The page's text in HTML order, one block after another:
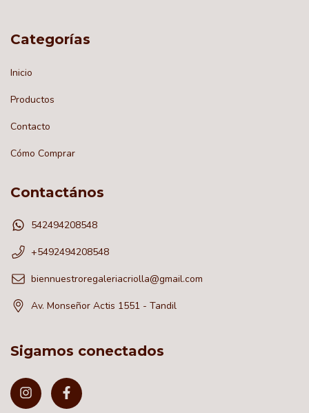
Categorías
Inicio
Productos
Contacto
Cómo Comprar
Contactános
542494208548
+5492494208548
biennuestroregaleriacriolla@gmail.com
Av. Monseñor Actis 1551 - Tandil
Sigamos conectados